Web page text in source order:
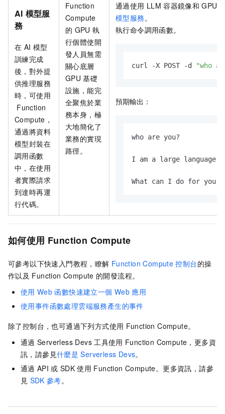
AI 模型服
務
在 AI 模型
訓練完成
後，對外提
供推理服務
時，可使用
Function
Compute，
通過將資料
模型封裝在
調用函數
中，在使用
者實際請求
到達時再運
行代碼。
Function
Compute
的 GPU 執
行個體使開
發人員無需
關心底層
GPU 基礎
設施，能完
全聚焦於業
務本身，極
大地簡化了
業務的實現
路徑。
通過使用 LLM 容器鏡像和 GPU
模型服務。
執行命令調用函數。
curl -X POST -d "who
預期輸出：
who are you?
I am a large language
What can I do for you
如何使用 Function Compute
可參考以下快速入門教程，瞭解 Function Compute 控制台的操
作以及 Function Compute 的開發流程。
使用 Web 函數快速建立一個 Web 應用
使用事件函數處理雲端服務產生的事件
除了控制台，也可通過下列方式使用 Function Compute。
通過 Serverless Devs 工具使用 Function Compute，更多資
訊，請參見什麼是 Serverless Devs。
通過 API 或 SDK 使用 Function Compute。更多資訊，請參
見 SDK 參考。